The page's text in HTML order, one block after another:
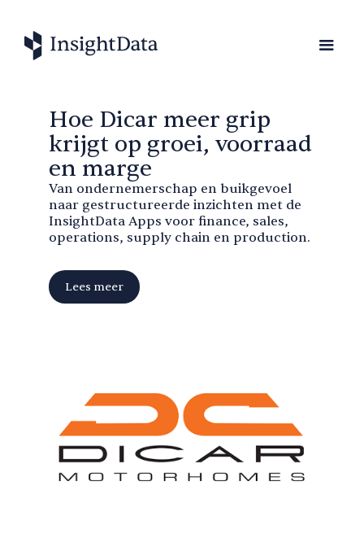
Hoe Dicar meer grip
krijgt op groei, voorraad
en marge
Van ondernemerschap en buikgevoel
naar gestructureerde inzichten met de
InsightData Apps voor finance, sales,
operations, supply chain en production.
Lees meer